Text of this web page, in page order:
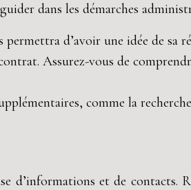
dans les démarches
permettra d’avoir une idée de sa
Assurez-vous de
comme la
d’informations et de contacts.